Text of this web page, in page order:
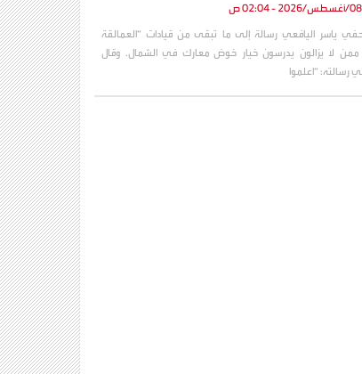
ياسر اليافعي رسالة إلى ما تبقى من قيادات “العمالقة
ممن لا يزالون يدرسون خيار خوض معارك في الشمال. وقال
رسالته: “اعلموا